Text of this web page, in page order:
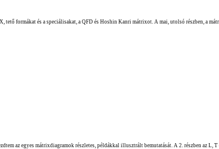
tető formákat és a speciálisakat, a QFD és Hoshin Kanri mátrixot. A mai, utolsó részben, a
az egyes mátrixdiagramok részletes, példákkal illusztrált bemutatását. A 2. részben az L,